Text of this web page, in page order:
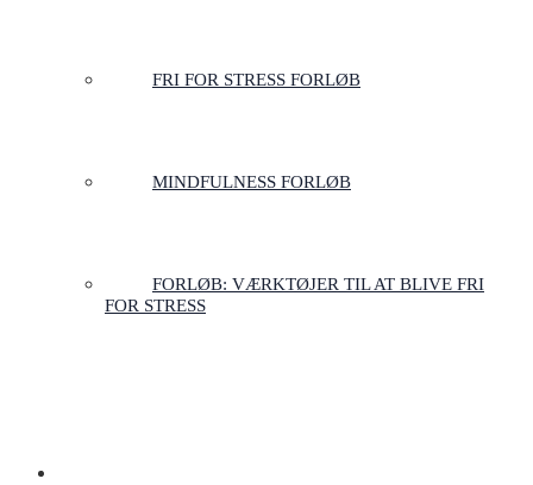
FRI FOR STRESS FORLØB
MINDFULNESS FORLØB
FORLØB: VÆRKTØJER TIL AT BLIVE FRI
FOR STRESS